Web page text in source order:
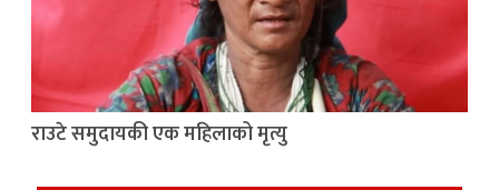
राउटे समुदायकी एक महिलाको मृत्यु